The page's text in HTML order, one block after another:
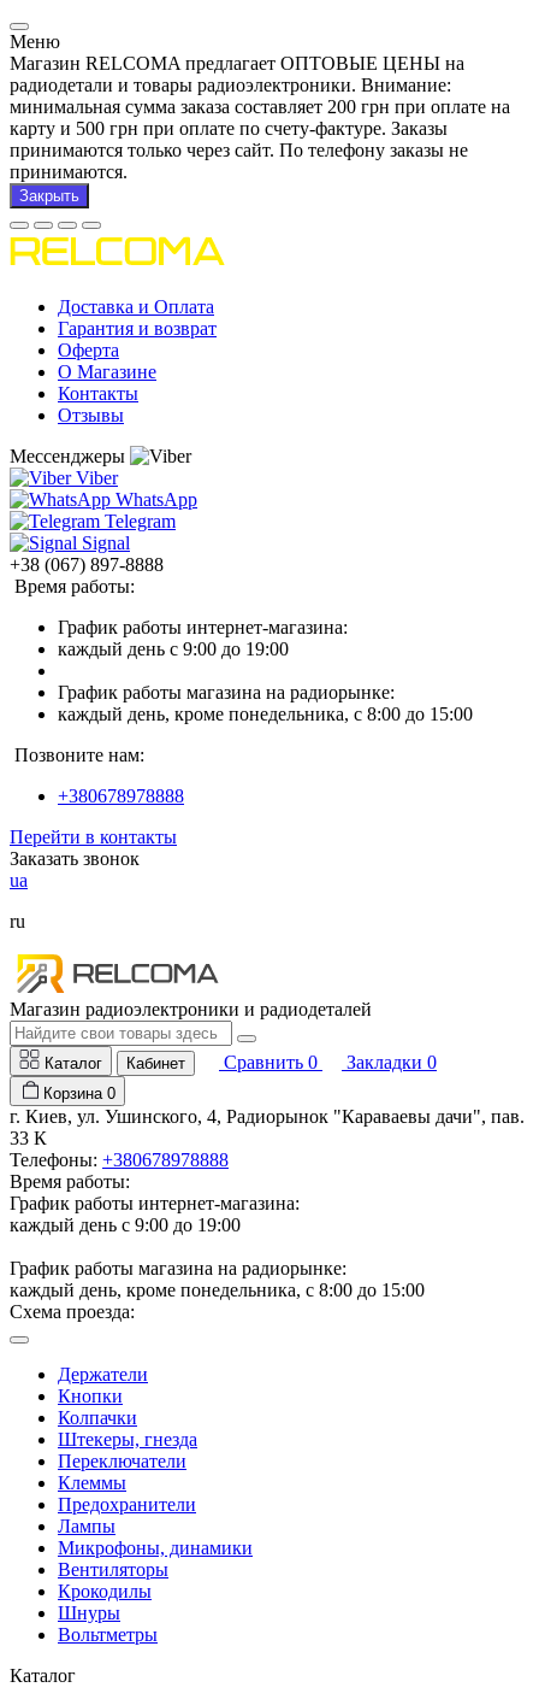
Меню
Магазин RELCOMA предлагает ОПТОВЫЕ ЦЕНЫ на
радиодетали и товары радиоэлектроники. Внимание:
минимальная сумма заказа составляет 200 грн при оплате на
карту и 500 грн при оплате по счету-фактуре. Заказы
принимаются только через сайт. По телефону заказы не
принимаются.
Закрыть
Доставка и Оплата
Гарантия и возврат
Оферта
О Магазине
Контакты
Отзывы
Мессенджеры
Viber
WhatsApp
Telegram
Signal
+38 (067) 897-8888
Время работы:
График работы интернет-магазина:
каждый день с 9:00 до 19:00
График работы магазина на радиорынке:
каждый день, кроме понедельника, с 8:00 до 15:00
Позвоните нам:
+380678978888
Перейти в контакты
Заказать звонок
ua
ru
Магазин радиоэлектроники и радиодеталей
Каталог Кабинет Сравнить 0 Закладки 0
Корзина 0
г. Киев, ул. Ушинского, 4, Радиорынок "Караваевы дачи", пав.
33 К
Телефоны: +380678978888
Время работы:
График работы интернет-магазина:
каждый день с 9:00 до 19:00
График работы магазина на радиорынке:
каждый день, кроме понедельника, с 8:00 до 15:00
Схема проезда:
Держатели
Кнопки
Колпачки
Штекеры, гнезда
Переключатели
Клеммы
Предохранители
Лампы
Микрофоны, динамики
Вентиляторы
Крокодилы
Шнуры
Вольтметры
Каталог